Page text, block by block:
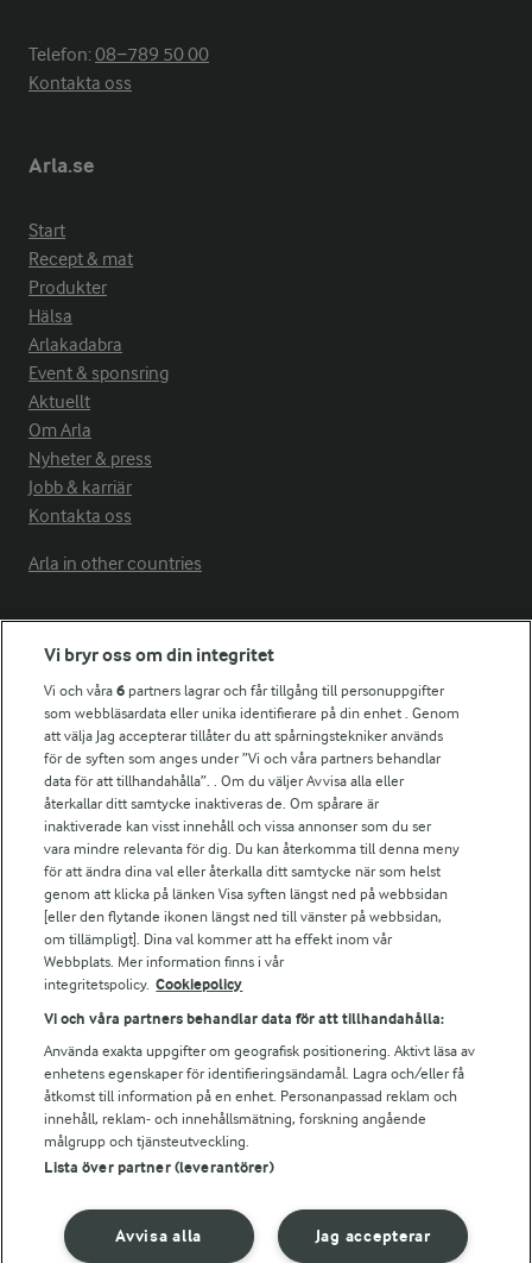
Telefon:08−789 50 00
Kontakta oss
Arla.se
Start
Recept & mat
Produkter
Hälsa
Arlakadabra
Event & sponsring
Aktuellt
Om Arla
Nyheter & press
Jobb & karriär
Kontakta oss
Arla in other countries
Fler Arlasajter
För ägare
Arlas kundportal
Arla.com
Falbygdens Ost
Arla webbshop
Bildbank
Följ oss
© 2026 Arla Foods
Integritetspolicy
Vi bryr oss om din integritet
Vi och våra6 partners lagrar och får tillgång till personuppgifter
som webbläsardata eller unika identifierare på din enhet . Genom
att välja Jag accepterar tillåter du att spårningstekniker används
för de syften som anges under ”Vi och våra partners behandlar
data för att tillhandahålla”. . Om du väljer Avvisa alla eller
återkallar ditt samtycke inaktiveras de. Om spårare är
inaktiverade kan visst innehåll och vissa annonser som du ser
vara mindre relevanta för dig. Du kan återkomma till denna meny
för att ändra dina val eller återkalla ditt samtycke när som helst
genom att klicka på länken Visa syften längst ned på webbsidan
[eller den flytande ikonen längst ned till vänster på webbsidan,
om tillämpligt]. Dina val kommer att ha effekt inom vår
Webbplats. Mer information finns i vår
integritetspolicy. Cookiepolicy
Vi och våra partners behandlar data för att tillhandahålla:
Använda exakta uppgifter om geografisk positionering. Aktivt läsa av
enhetens egenskaper för identifieringsändamål. Lagra och/eller få
åtkomst till information på en enhet. Personanpassad reklam och
innehåll, reklam- och innehållsmätning, forskning angående
målgrupp och tjänsteutveckling.
Lista över partner (leverantörer)
Jag accepterar
Avvisa alla